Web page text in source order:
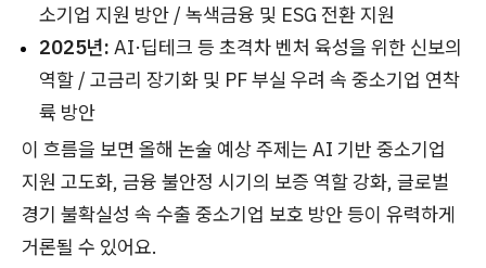
소기업 지원 방안 / 녹색금융 및 ESG 전환 지원
2025년: AI·딥테크 등 초격차 벤처 육성을 위한 신보의
역할 / 고금리 장기화 및 PF 부실 우려 속 중소기업 연착
륙 방안
이 흐름을 보면 올해 논술 예상 주제는 AI 기반 중소기업
지원 고도화, 금융 불안정 시기의 보증 역할 강화, 글로벌
경기 불확실성 속 수출 중소기업 보호 방안 등이 유력하게
거론될 수 있어요.